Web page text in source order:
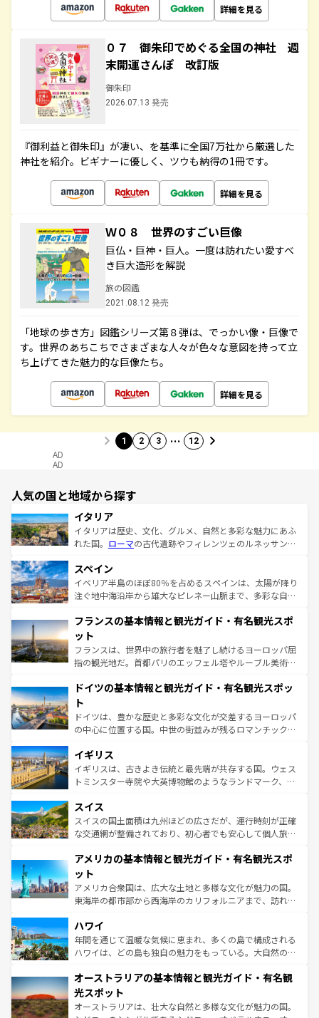
詳細を見る
０７ 御朱印でめぐる全国の神社 週
末開運さんぽ 改訂版
御朱印
2026.07.13 発売
『御利益と御朱印』が凄い、を基準に全国7万社から厳選した
神社を紹介。ビギナーに優しく、ツウも納得の1冊です。
詳細を見る
Ｗ０８ 世界のすごい巨像
巨仏・巨神・巨人。一度は訪れたい愛すべ
き巨大造形を解説
旅の図鑑
2021.08.12 発売
「地球の歩き方」図鑑シリーズ第８弾は、でっかい像・巨像で
す。世界のあちこちでさまざまな人々が色々な意図を持って立
ち上げてきた魅力的な巨像たち。
詳細を見る
1 2 3 … 12
AD
AD
人気の国と地域から探す
イタリア
イタリアは歴史、文化、グルメ、自然と多彩な魅力にあふ
れた国。 ローマの古代遺跡やフィレンツェのルネッサンス
ろん、トスカーナの美しい田園風景やアマルフィ海岸の絶
景など、自然景観も見逃せない。観光の合間には、本場の
ピザやパスタなど、絶品のイタリア料理を堪能することも
ませてくれるイタリアで、忘れられない旅をしてみよう！
なお、新着のイタリア情報は
しい。
スペイン
イベリア半島のほぼ80％を占めるスペインは、太陽が降り
注ぐ地中海沿岸から雄大なピレネー山脈まで、多彩な自然
文化が根付くこの国では、情熱的なフラメンコ、熱気あふ
れる闘牛、そして美味しいタパスが生活の一部となってい
る。首都マドリードの洗練された雰囲気や、バルセロナの
アートに溢れた街角から、地方では古代ローマ遺跡や中世
せる。地方によって風土や気候が異なるスペインはその個
ンテンツ一覧 を参照してほしい。
フランスの基本情報と観光ガイド・有名観光スポ
ット
フランスは、世界中の旅行者を魅了し続けるヨーロッパ屈
指の観光地だ。首都パリのエッフェル塔やルーブル美術館
で、幅広い魅力が詰まっている。華麗な宮殿、歴史的な大
聖堂、美しいビーチ、そして豊かな自然が、訪れる者を心
から魅了する。また、フランスは美食の国としても知ら
れ、フランス料理はユネスコ無形文化遺産にも登録されて
香り高いラベンダー畑など、多彩な楽しみ方が可能だ。さ
らに、パリ以外の地域にも魅力が溢れており、どの街角に
も豊かな歴史と文化が息づいている。パリ以外の個性あふ
を参照してほしい。
ドイツの基本情報と観光ガイド・有名観光スポッ
ト
ドイツは、豊かな歴史と多彩な文化が交差するヨーロッパ
の中心に位置する国。中世の街並みが残るロマンチック街
顔を持つこの国は、どこを歩いても飽きることがない。ベ
ルリンの文化的活気、バイエルン州のアルプスの絶景、そ
してライン川沿いのワイン畑といった風景は必見。ビール
は、お酒好きな人にはぜひ体験してほしい。 なお、新着の
ドイツ情報はコンテンツ一覧を参照してほしい。
イギリス
イギリスは、古きよき伝統と最先端が共存する国。ウェス
トミンスター寺院や大英博物館のようなランドマーク、歴
リアごとに異なる魅力がある。また、優雅なアフタヌーン
ティー、ビール好きにはたまらない英国パブ、サッカー観
戦など、本場だからこそできる体験も豊富。イギリスを旅
ンツ一覧を参照してほしい。
スイス
スイスの国土面積は九州ほどの広さだが、運行時刻が正確
な交通網が整備されており、初心者でも安心して個人旅行
の建物がそのまま残る町や、スイスならではのユニークな
博物館もあり、アルプス観光だけでなく町歩きも満喫する
ことができる。国民の所得が高いため物価も高いが、旅行
者向けの交通パス提供のサービスもあり、うまく活用すれ
着のスイス情報は
アメリカの基本情報と観光ガイド・有名観光スポ
ット
アメリカ合衆国は、広大な土地と多様な文化が魅力の国。
東海岸の都市部から西海岸のカリフォルニアまで、訪れる
のような巨大都市は、観光、ショッピング、エンターテイ
ンメントが詰まった刺激的なスポットだ。一方、アメリカ
西部には大自然が広がり、グランドキャニオンやイエロー
部のニューオーリンズでは、音楽と美食が融合した独特の
文化が魅力。旅行者はアメリカの各地域で異なる魅力を楽
しみながら、その多様性と豊かな歴史を感じることができ
るだろう。車でのロードトリップや列車の旅も、アメリカ
ハワイ
年間を通じて温暖な気候に恵まれ、多くの島で構成される
ハワイは、どの島も独自の魅力をもっている。大自然の神
ワイ島は見逃せない。また、定番の観光地といえばオアフ
島だが、静かな自然を求めるならマウイ島やカウアイ島が
おすすめ。エメラルドグリーンに輝く海をはじめ、豊かな
オーストラリアの基本情報と観光ガイド・有名観
光スポット
オーストラリアは、壮大な自然と多様な文化が魅力の国。